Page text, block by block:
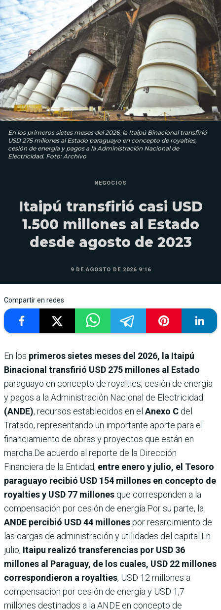
En los primeros sietes meses del 2026, la Itaipú Binacional transfirió
USD 275 millones al Estado paraguayo en concepto de royalties,
cesión de energía y pagos a la Administración Nacional de
Electricidad. Foto: Archivo
NEGOCIOS
Itaipú transfirió casi USD
1.500 millones al Estado
desde agosto de 2023
9 DE AGOSTO DE 2026 9:16
Compartir en redes
En los primeros sietes meses del 2026, la Itaipú
Binacional transfirió USD 275 millones al Estado
paraguayo en concepto de royalties, cesión de energía
y pagos a la Administración Nacional de Electricidad
(ANDE), recursos establecidos en el Anexo C del
Tratado, representando un importante aporte para el
financiamiento de obras y proyectos que están en
marcha.De acuerdo al reporte de la Dirección
Financiera de la Entidad, entre enero y julio, el Tesoro
paraguayo recibió USD 154 millones en concepto de
royalties y USD 77 millones que corresponden a la
compensación por cesión de energía.Por su parte, la
ANDE percibió USD 44 millonespor resarcimiento de
las cargas de administración y utilidades del capital.En
julio, Itaipu realizó transferencias por USD 36
millones al Paraguay, de los cuales, USD 22 millones
correspondieron a royalties, USD 12 millones a
compensación por cesión de energía y USD 1,7
millones destinados a la ANDE en concepto de